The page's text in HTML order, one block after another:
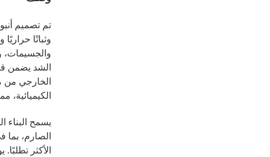
وثباتًا
والجسيمات،
الشد يضمن
الخارجي من
يسمح البناء
الصارم،
الأكثر